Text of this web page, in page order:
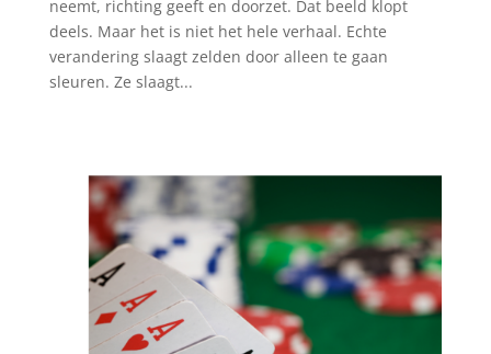
neemt, richting geeft en doorzet. Dat beeld klopt
deels. Maar het is niet het hele verhaal. Echte
verandering slaagt zelden door alleen te gaan
sleuren. Ze slaagt...